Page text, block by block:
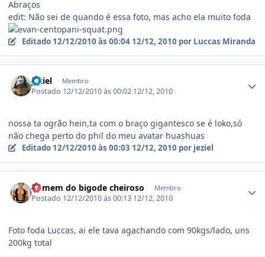
Abraços
edit: Não sei de quando é essa foto, mas acho ela muito foda
Editado 12/12/2010 às 00:04 12/12, 2010 por Luccas Miranda
jeziel Membro
Postado 12/12/2010 às 00:02 12/12, 2010
nossa ta ogrão hein,ta com o braço gigantesco se é loko,só
não chega perto do phil do meu avatar huashuas
Editado 12/12/2010 às 00:03 12/12, 2010 por jeziel
homem do bigode cheiroso Membro
Postado 12/12/2010 às 00:13 12/12, 2010
Foto foda Luccas, ai ele tava agachando com 90kgs/lado, uns
200kg total